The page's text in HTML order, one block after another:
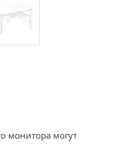
монитора могут